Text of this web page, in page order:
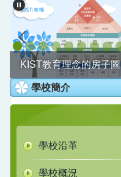
KIST教育理念的房子圖
公辦公營的合作模式
學校簡介
學校沿革
學校概況